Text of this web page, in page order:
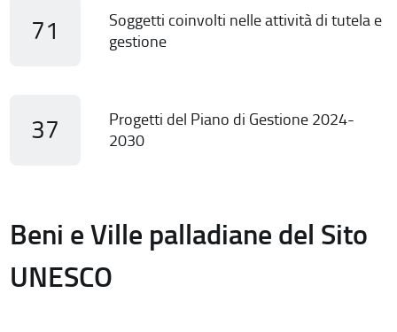
71
Soggetti coinvolti nelle attività di tutela e
gestione
37
Progetti del Piano di Gestione 2024-
2030
Beni e Ville palladiane del Sito
UNESCO